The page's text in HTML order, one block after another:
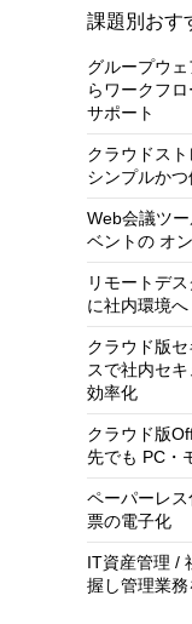
課題別おす
グループウ
らワークフ
サポート
クラウドス
シンプルかつ
Web会議ツ
ベントの オ
リモートデ
に社内環境
クラウド版
スで社内セ
効率化
クラウド版
先でも PC・
ペーパーレ
票の電子化
IT資産管理 /
握し管理業